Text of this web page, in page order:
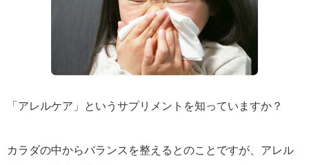
「アレルケア」というサプリメントを知っていますか？
カラダの中からバランスを整えるとのことですが、アレル